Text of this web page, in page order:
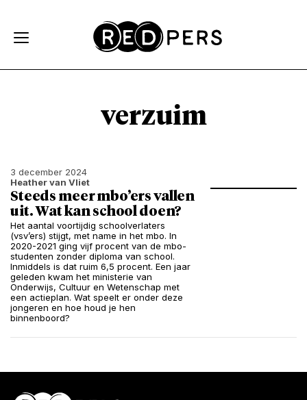
verzuim
3 december 2024
Heather van Vliet
Steeds meer mbo’ers vallen
uit. Wat kan school doen?
Het aantal voortijdig schoolverlaters
(vsv’ers) stijgt, met name in het mbo. In
2020-2021 ging vijf procent van de mbo-
studenten zonder diploma van school.
Inmiddels is dat ruim 6,5 procent. Een jaar
geleden kwam het ministerie van
Onderwijs, Cultuur en Wetenschap met
een actieplan. Wat speelt er onder deze
jongeren en hoe houd je hen
binnenboord?